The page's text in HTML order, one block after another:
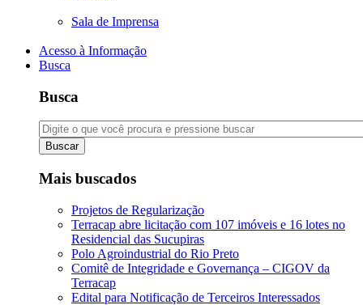
Sala de Imprensa
Acesso à Informação
Busca
Busca
Buscar
Mais buscados
Projetos de Regularização
Terracap abre licitação com 107 imóveis e 16 lotes no
Residencial das Sucupiras
Polo Agroindustrial do Rio Preto
Comitê de Integridade e Governança – CIGOV da
Terracap
Edital para Notificação de Terceiros Interessados